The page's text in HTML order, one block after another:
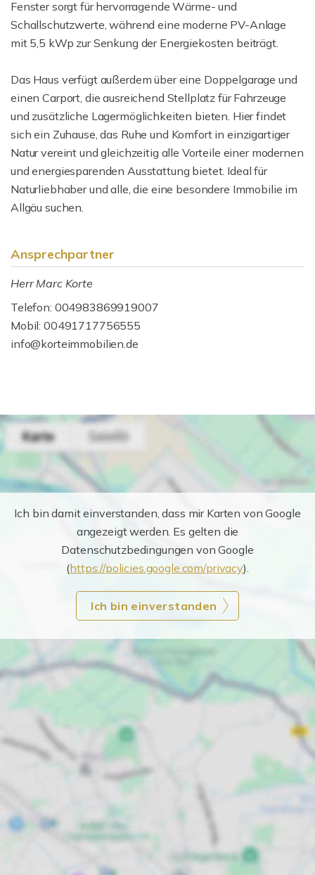
Fenster sorgt für hervorragende Wärme- und
Schallschutzwerte, während eine moderne PV-Anlage
mit 5,5 kWp zur Senkung der Energiekosten beiträgt.
Das Haus verfügt außerdem über eine Doppelgarage und
einen Carport, die ausreichend Stellplatz für Fahrzeuge
und zusätzliche Lagermöglichkeiten bieten. Hier findet
sich ein Zuhause, das Ruhe und Komfort in einzigartiger
Natur vereint und gleichzeitig alle Vorteile einer modernen
und energiesparenden Ausstattung bietet. Ideal für
Naturliebhaber und alle, die eine besondere Immobilie im
Allgäu suchen.
Ansprechpartner
Herr Marc Korte
Telefon: 004983869919007
Mobil: 00491717756555
info@korteimmobilien.de
Ich bin damit einverstanden, dass mir Karten von Google
angezeigt werden. Es gelten die
Datenschutzbedingungen von Google
(https://policies.google.com/privacy).
Ich bin einverstanden